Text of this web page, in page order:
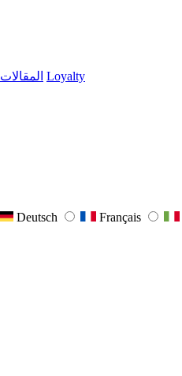
EA FC المقالات Loyalty
Deutsch Français